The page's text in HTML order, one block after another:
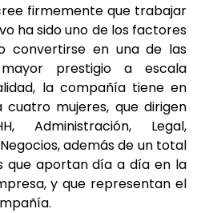
firmemente que trabajar
ha sido uno de los factores
convertirse en una de las
prestigio a escala
la compañía tiene en
mujeres, que dirigen
Administración, Legal,
además de un total
que aportan día a día en la
y que representan el